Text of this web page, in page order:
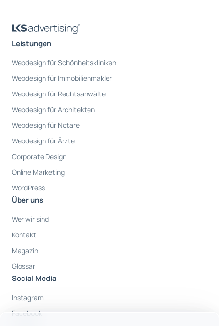
Leistungen
Webdesign für Schönheitskliniken
Webdesign für Immobilienmakler
Webdesign für Rechtsanwälte
Webdesign für Architekten
Webdesign für Notare
Webdesign für Ärzte
Corporate Design
Online Marketing
WordPress
Über uns
Wer wir sind
Kontakt
Magazin
Glossar
Social Media
Instagram
Facebook